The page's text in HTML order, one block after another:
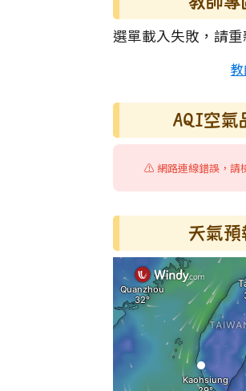
選單載入失敗，請重
AQI空氣
⚠️ 網路連線錯誤，請
天氣預